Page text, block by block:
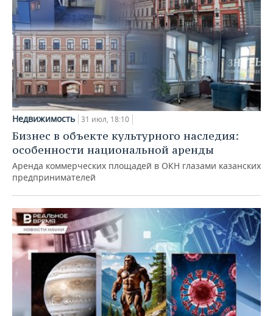
Недвижимость 31 июл, 18:10
Бизнес в объекте культурного наследия:
особенности национальной аренды
Аренда коммерческих площадей в ОКН глазами казанских
предпринимателей